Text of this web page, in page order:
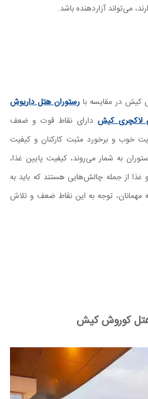
می‌تواند آزاردهنده باشد.
کیش در مقایسه با رستوران هتل داریوش
لاکچری کیشدارای نقاط قوت و ضعف
خوب و برخورد مثبت کارکنان و کیفیت
به شمار می‌روند، کیفیت پایین غذا،
از جمله چالش‌هایی هستند که باید به
مهمانان، توجه به این نقاط ضعف و تلاش
هتل کوروش کیش